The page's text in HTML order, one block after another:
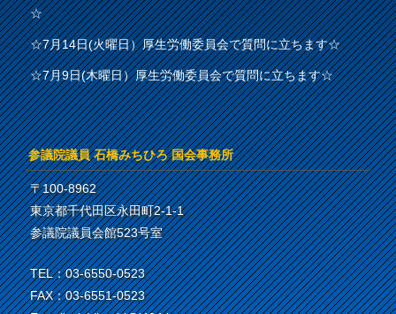
☆
☆7月14日(火曜日）厚生労働委員会で質問に立ちます☆
☆7月9日(木曜日）厚生労働委員会で質問に立ちます☆
参議院議員 石橋みちひろ 国会事務所
〒100-8962
東京都千代田区永田町2-1-1
参議院議員会館523号室
TEL：03-6550-0523
FAX：03-6551-0523